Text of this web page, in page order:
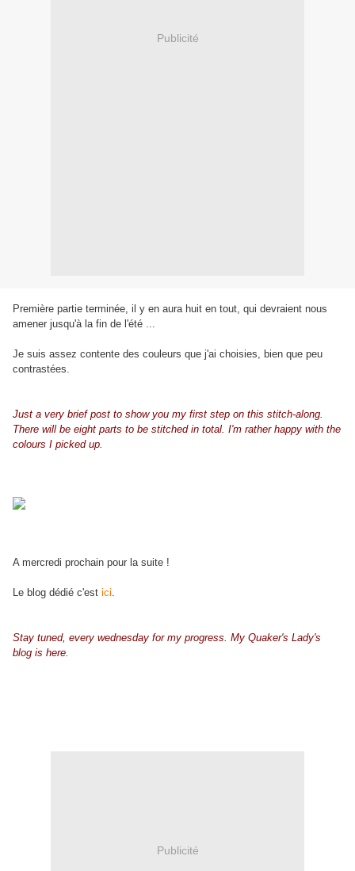
Publicité
Première partie terminée, il y en aura huit en tout, qui devraient nous
amener jusqu'à la fin de l'été ...
Je suis assez contente des couleurs que j'ai choisies, bien que peu
contrastées.
Just a very brief post to show you my first step on this stitch-along.
There will be eight parts to be stitched in total. I'm rather happy with the
colours I picked up.
A mercredi prochain pour la suite !
Le blog dédié c'est ici.
Stay tuned, every wednesday for my progress. My Quaker's Lady's
blog is here.
Publicité